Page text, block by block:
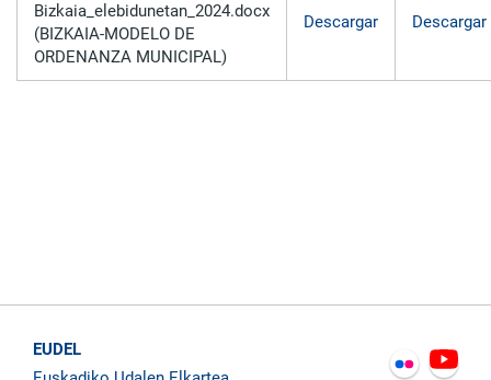
Bizkaia_elebidunetan_2024.docx
(BIZKAIA-MODELO DE
ORDENANZA MUNICIPAL)
Descargar Descargar
EUDEL